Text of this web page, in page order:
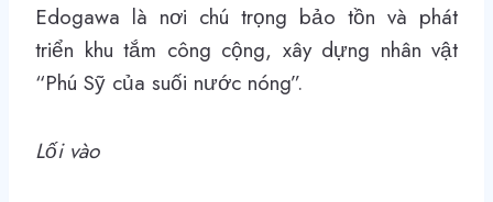
Edogawa là nơi chú trọng bảo tồn và phát
triển khu tắm công cộng, xây dựng nhân vật
“Phú Sỹ của suối nước nóng”.
Lối vào